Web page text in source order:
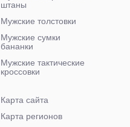
штаны
Мужские толстовки
Мужские сумки
бананки
Мужские тактические
кроссовки
Карта сайта
Карта регионов